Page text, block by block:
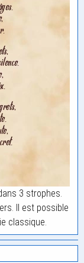
3 strophes.
Il est possible
classique.